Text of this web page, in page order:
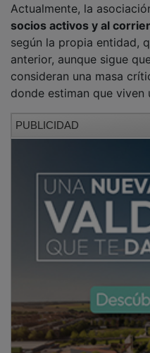
Actualmente, la
socios activos y al
según la propia entidad,
anterior, aunque sigue
consideran una masa
donde estiman que viven
PUBLICIDAD